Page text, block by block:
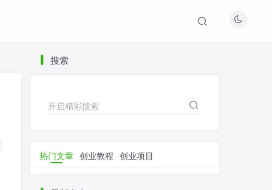
搜索
开启精彩搜索
热门文章 创业教程 创业项目